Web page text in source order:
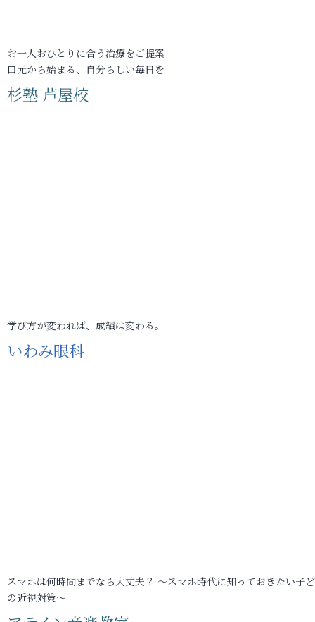
お一人おひとりに合う治療をご提案
口元から始まる、自分らしい毎日を
杉塾 芦屋校
学び方が変われば、成績は変わる。
いわみ眼科
スマホは何時間までなら大丈夫？ ～スマホ時代に知っておきたい子
の近視対策～